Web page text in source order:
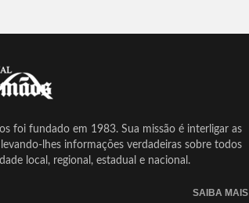
foi fundado em 1983. Sua missão é interligar as
lhes informações verdadeiras sobre todos
local, regional, estadual e nacional.
SAIBA MAIS